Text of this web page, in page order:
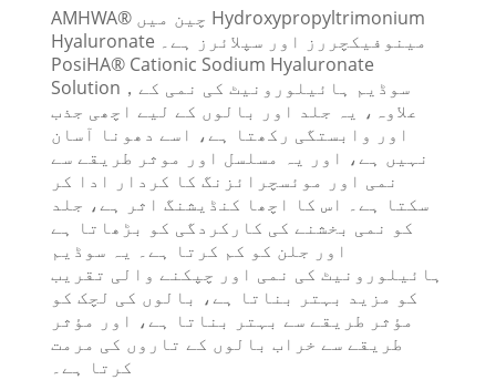
AMHWA® چین میں Hydroxypropyltrimonium
Hyaluronate مینوفیکچررز اور سپلائرز ہے۔
PosiHA® Cationic Sodium Hyaluronate
Solution，سوڈیم ہائیلورونیٹ کی نمی کے
علاوہ، یہ جلد اور بالوں کے لیے اچھی جذب
اور وابستگی رکھتا ہے، اسے دھونا آسان
نہیں ہے، اور یہ مسلسل اور موثر طریقے سے
نمی اور موئسچرائزنگ کا کردار ادا کر
سکتا ہے۔ اس کا اچھا کنڈیشنگ اثر ہے، جلد
کو نمی بخشنے کی کارکردگی کو بڑھاتا ہے
اور جلن کو کم کرتا ہے۔ یہ سوڈیم
ہائیلورونیٹ کی نمی اور چپکنے والی تقریب
کو مزید بہتر بناتا ہے، بالوں کی لچک کو
مؤثر طریقے سے بہتر بناتا ہے، اور مؤثر
طریقے سے خراب بالوں کے تاروں کی مرمت
کرتا ہے۔